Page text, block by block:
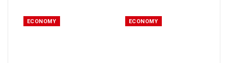
ECONOMY ECONOMY